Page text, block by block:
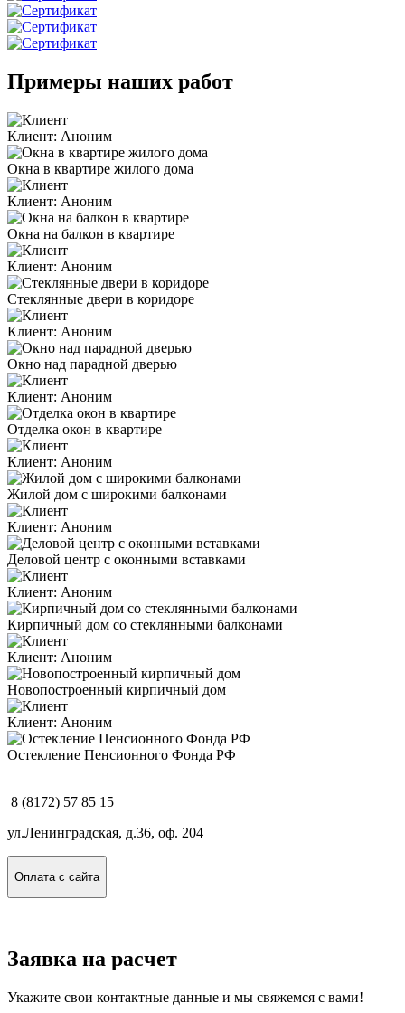
Примеры наших работ
Клиент: Аноним
Окна в квартире жилого дома
Клиент: Аноним
Окна на балкон в квартире
Клиент: Аноним
Стеклянные двери в коридоре
Клиент: Аноним
Окно над парадной дверью
Клиент: Аноним
Отделка окон в квартире
Клиент: Аноним
Жилой дом с широкими балконами
Клиент: Аноним
Деловой центр с оконными вставками
Клиент: Аноним
Кирпичный дом со стеклянными балконами
Клиент: Аноним
Новопостроенный кирпичный дом
Клиент: Аноним
Остекление Пенсионного Фонда РФ
8 (8172) 57 85 15
ул.Ленинградская, д.36, оф. 204
Оплата с сайта
Заявка на расчет
Укажите свои контактные данные и мы свяжемся с вами!